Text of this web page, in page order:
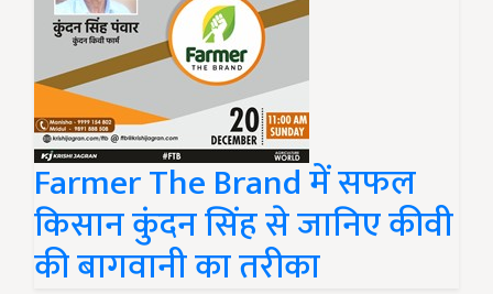
Farmer The Brand में सफल
किसान कुंदन सिंह से जानिए कीवी
की बागवानी का तरीका